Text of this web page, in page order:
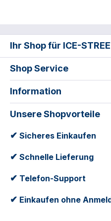
Ihr Shop für ICE-
Shop Service
Information
Unsere Shopvorteile
✔ Sicheres Einkaufen
✔ Schnelle Lieferung
✔ Telefon-Support
✔ Einkaufen ohne